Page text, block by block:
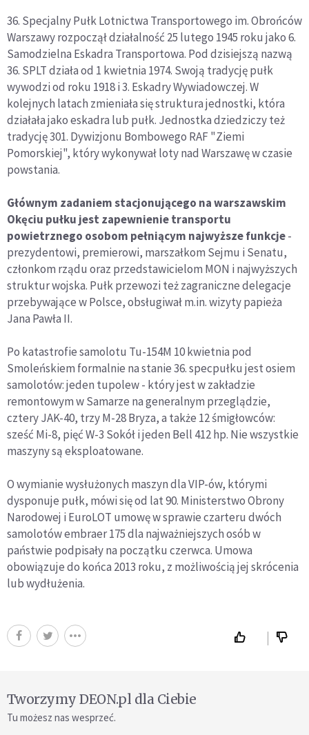
36. Specjalny Pułk Lotnictwa Transportowego im. Obrońców
Warszawy rozpoczął działalność 25 lutego 1945 roku jako 6.
Samodzielna Eskadra Transportowa. Pod dzisiejszą nazwą
36. SPLT działa od 1 kwietnia 1974. Swoją tradycję pułk
wywodzi od roku 1918 i 3. Eskadry Wywiadowczej. W
kolejnych latach zmieniała się struktura jednostki, która
działała jako eskadra lub pułk. Jednostka dziedziczy też
tradycję 301. Dywizjonu Bombowego RAF "Ziemi
Pomorskiej", który wykonywał loty nad Warszawę w czasie
powstania.
Głównym zadaniem stacjonującego na warszawskim
Okęciu pułku jest zapewnienie transportu
powietrznego osobom pełniącym najwyższe funkcje-
prezydentowi, premierowi, marszałkom Sejmu i Senatu,
członkom rządu oraz przedstawicielom MON i najwyższych
struktur wojska. Pułk przewozi też zagraniczne delegacje
przebywające w Polsce, obsługiwał m.in. wizyty papieża
Jana Pawła II.
Po katastrofie samolotu Tu-154M 10 kwietnia pod
Smoleńskiem formalnie na stanie 36. specpułku jest osiem
samolotów: jeden tupolew - który jest w zakładzie
remontowym w Samarze na generalnym przeglądzie,
cztery JAK-40, trzy M-28 Bryza, a także 12 śmigłowców:
sześć Mi-8, pięć W-3 Sokół i jeden Bell 412 hp. Nie wszystkie
maszyny są eksploatowane.
O wymianie wysłużonych maszyn dla VIP-ów, którymi
dysponuje pułk, mówi się od lat 90. Ministerstwo Obrony
Narodowej i EuroLOT umowę w sprawie czarteru dwóch
samolotów embraer 175 dla najważniejszych osób w
państwie podpisały na początku czerwca. Umowa
obowiązuje do końca 2013 roku, z możliwością jej skrócenia
lub wydłużenia.
Tworzymy DEON.pl dla Ciebie
Tu możesz nas wesprzeć.